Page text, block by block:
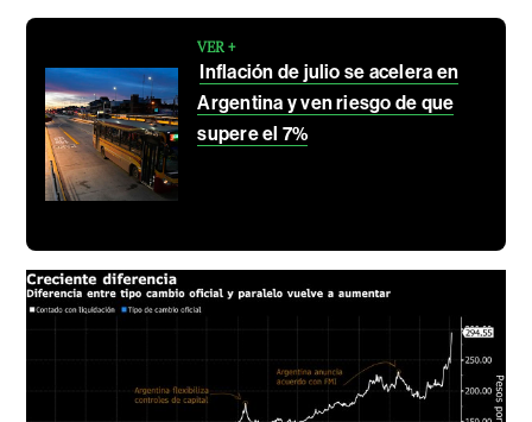
VER +
Inflación de julio se acelera en
Argentina y ven riesgo de que
supere el 7%